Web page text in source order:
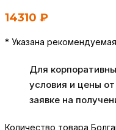
14310 ₽
* Указана
Для
условия и цены
заявке на
Количество товара